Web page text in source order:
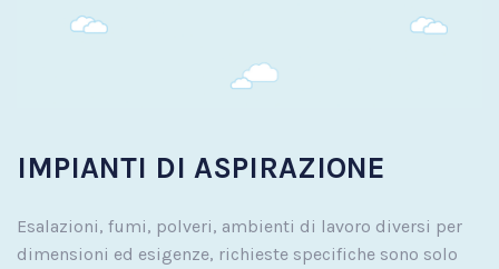
IMPIANTI DI ASPIRAZIONE
Esalazioni, fumi, polveri, ambienti di lavoro diversi per
dimensioni ed esigenze, richieste specifiche sono solo